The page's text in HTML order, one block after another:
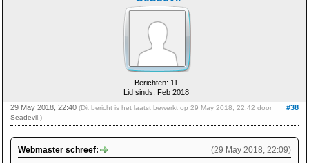
Berichten: 11
Lid sinds: Feb 2018
#38
29 May 2018, 22:40 (Dit bericht is het laatst bewerkt op 29 May 2018, 22:42 door
Seadevil .)
(29 May 2018, 22:09)
Webmaster schreef: